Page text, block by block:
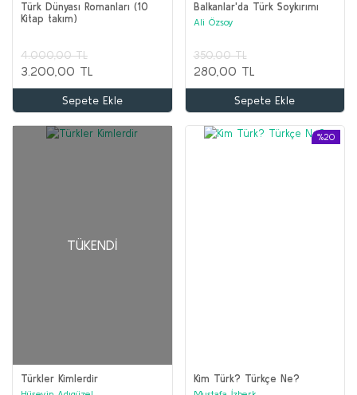
Türk Dünyası Romanları (10
Kitap takım)
4.000,00 TL
3.200,00 TL
Sepete Ekle
Balkanlar'da Türk Soykırımı
Ali Özsoy
350,00 TL
280,00 TL
Sepete Ekle
TÜKENDI
Türkler Kimlerdir
%20
Kim Türk? Türkçe Ne?